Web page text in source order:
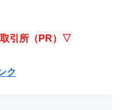
引所（PR）▽
ク